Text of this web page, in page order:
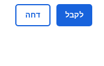
לקבל דחה